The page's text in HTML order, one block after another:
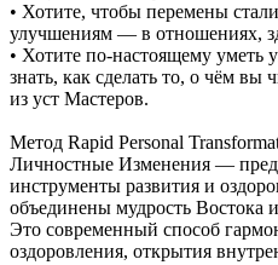
• Хотите, чтобы перемены
улучшениям — в отношениях,
• Хотите по-настоящему уметь
знать, как сделать то, о чём
из уст Мастеров.
Метод Rapid Personal
Личностные Изменения —
инструменты развития и
объединены мудрость Востока
Это современный способ
оздоровления, открытия